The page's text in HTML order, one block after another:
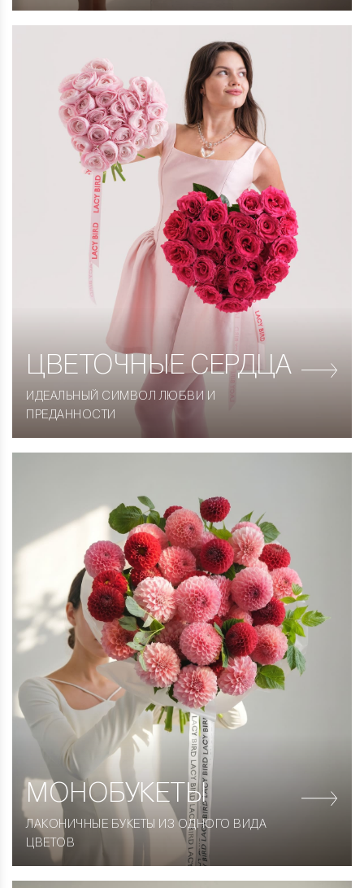
ЦВЕТОЧНЫЕ СЕРДЦА
ИДЕАЛЬНЫЙ СИМВОЛ ЛЮБВИ И
ПРЕДАННОСТИ
МОНОБУКЕТЫ
ЛАКОНИЧНЫЕ БУКЕТЫ ИЗ ОДНОГО ВИДА
ЦВЕТОВ